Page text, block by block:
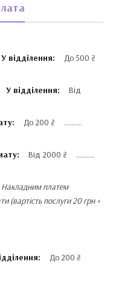
У відділення: До 500 ₴
У відділення: Від
До 200 ₴ ..........
Від 2000 ₴ ..........
платем
(вартість послуги 20 грн +
До 200 ₴